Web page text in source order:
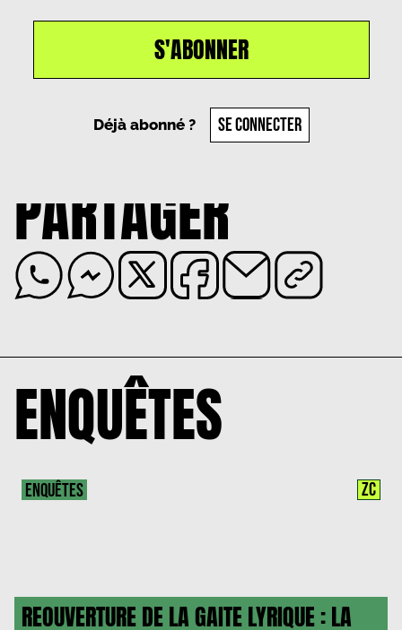
S'ABONNER
Déjà abonné ? SE CONNECTER
Henda Fellous, le
PARTAGER
ENQUÊTES
REOUVERTURE DE LA GAITE LYRIQUE : LA
ENQUÊTES ZC